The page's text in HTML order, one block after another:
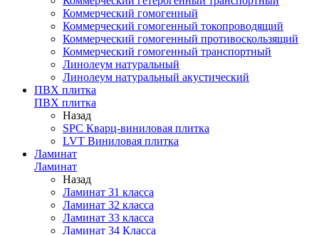
Коммерческий гомогенный
Коммерческий гомогенный токопроводящий
Коммерческий гомогенный противоскользящий
Коммерческий гомогенный транспортный
Линолеум натуральный
Линолеум натуральный акустический
ПВХ плитка
ПВХ плитка
Назад
SPC Кварц-виниловая плитка
LVT Виниловая плитка
Ламинат
Ламинат
Назад
Ламинат 31 класса
Ламинат 32 класса
Ламинат 33 класса
Ламинат 34 Класса